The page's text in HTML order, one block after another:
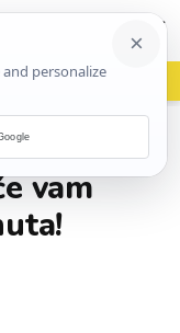
woot?!
vam